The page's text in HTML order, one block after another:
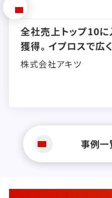
全社売上トップ10に
獲得。イプロスで広
株式会社アキツ
事例一